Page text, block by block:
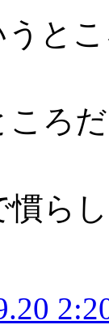
と
ろ
慣ら